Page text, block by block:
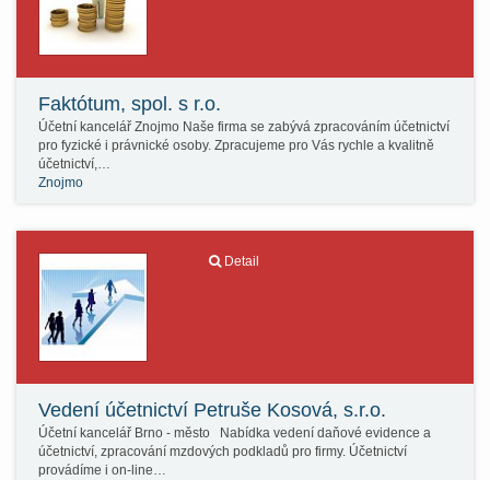
Faktótum, spol. s r.o.
Účetní kancelář Znojmo Naše firma se zabývá zpracováním účetnictví
pro fyzické i právnické osoby. Zpracujeme pro Vás rychle a kvalitně
účetnictví,…
Znojmo
Detail
Vedení účetnictví Petruše Kosová, s.r.o.
Účetní kancelář Brno - město Nabídka vedení daňové evidence a
účetnictví, zpracování mzdových podkladů pro firmy. Účetnictví
provádíme i on-line…